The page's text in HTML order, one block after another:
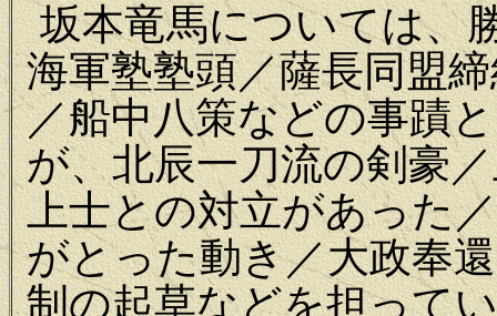
坂本竜馬については、
海軍塾塾頭／薩長同盟
／船中八策などの事蹟
が、北辰一刀流の剣豪
上士との対立があった
がとった動き／大政奉
制の起草などを担って